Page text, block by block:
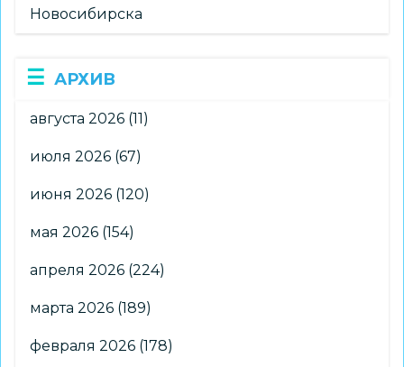
Новосибирска
АРХИВ
августа 2026 (11)
июля 2026 (67)
июня 2026 (120)
мая 2026 (154)
апреля 2026 (224)
марта 2026 (189)
февраля 2026 (178)